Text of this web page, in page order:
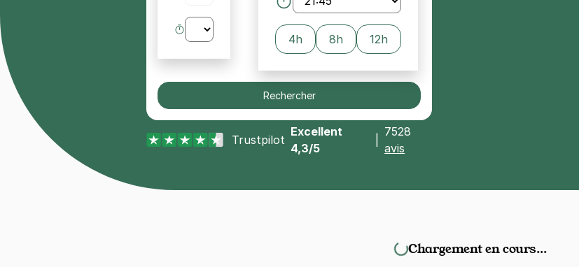
4h 8h 12h
Rechercher
Trustpilot
Excellent
4,3/5
7528
avis
Chargement en cours…